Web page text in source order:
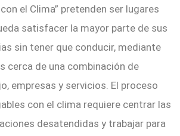
el Clima” pretenden ser lugares
satisfacer la mayor parte de sus
sin tener que conducir, mediante
cerca de una combinación de
empresas y servicios. El proceso
con el clima requiere centrar las
desatendidas y trabajar para